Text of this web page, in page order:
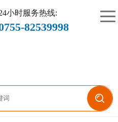
小时服务热线:
82539998